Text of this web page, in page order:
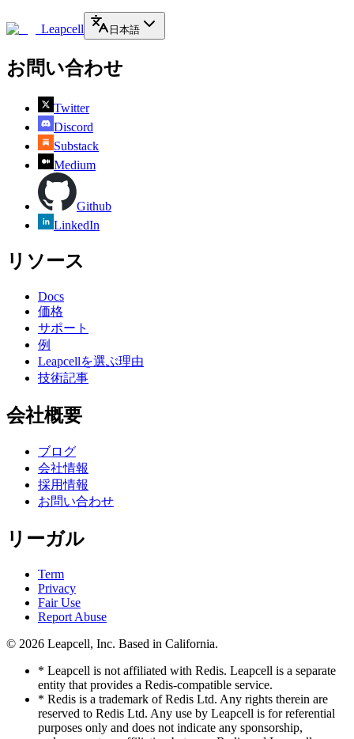
Leapcell 日本語
お問い合わせ
Twitter
Discord
Substack
Medium
Github
LinkedIn
リソース
Docs
価格
サポート
例
Leapcellを選ぶ理由
技術記事
会社概要
ブログ
会社情報
採用情報
お問い合わせ
リーガル
Term
Privacy
Fair Use
Report Abuse
© 2026 Leapcell, Inc. Based in California.
* Leapcell is not affiliated with Redis. Leapcell is a separate
entity that provides a Redis-compatible service.
* Redis is a trademark of Redis Ltd. Any rights therein are
reserved to Redis Ltd. Any use by Leapcell is for referential
purposes only and does not indicate any sponsorship,